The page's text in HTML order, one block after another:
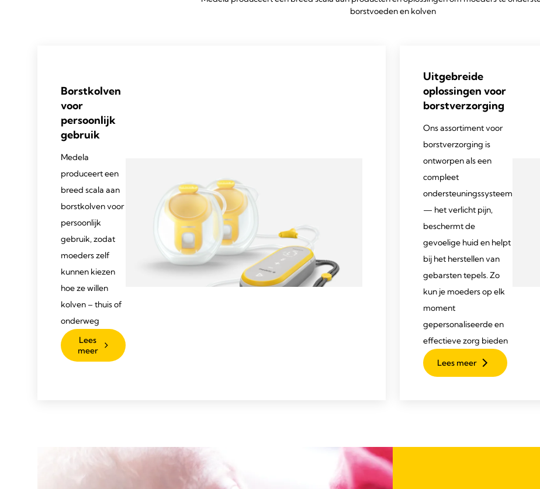
borstvoeden en kolven
Borstkolven
voor
persoonlijk
gebruik
Medela
produceert een
breed scala aan
borstkolven voor
persoonlijk
gebruik, zodat
moeders zelf
kunnen kiezen
hoe ze willen
kolven – thuis of
onderweg
Lees
meer
Uitgebreide
oplossingen voor
borstverzorging
Ons assortiment voor
borstverzorging is
ontworpen als een
compleet
ondersteuningssysteem
— het verlicht pijn,
beschermt de
gevoelige huid en helpt
bij het herstellen van
gebarsten tepels. Zo
kun je moeders op elk
moment
gepersonaliseerde en
effectieve zorg bieden
Lees meer